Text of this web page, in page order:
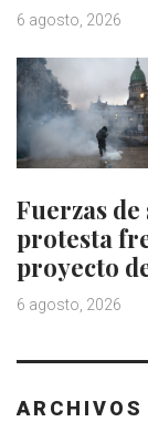
6 agosto, 2026
Fuerzas
protesta
proyecto
6 agosto, 2026
ARCHIVOS